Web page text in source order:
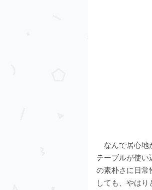
なんで居心地
テーブルが使
の素朴さに日常
しても、やは